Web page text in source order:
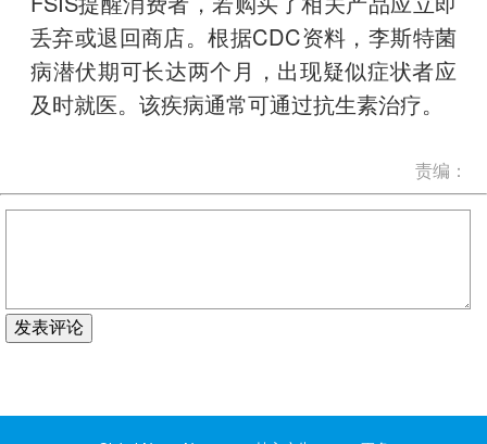
丢弃或退回商店。根据CDC资料，李斯特菌
病潜伏期可长达两个月，出现疑似症状者应
及时就医。该疾病通常可通过抗生素治疗。
责编：
发表评论